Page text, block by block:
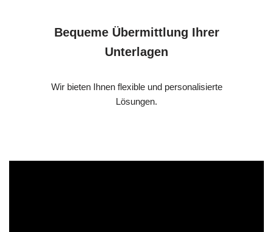
Bequeme Übermittlung Ihrer
Unterlagen
Wir bieten Ihnen flexible und personalisierte
Lösungen.